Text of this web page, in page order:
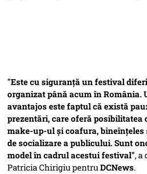
"Este cu siguranță un festival
organizat până acum în România.
avantajos este faptul că există
prezentări, care oferă posibilitatea
make-up-ul și coafura,
de socializare a publicului. Sunt
model în cadrul acestui festival", a
Patricia Chirigiu pentruDCNews.